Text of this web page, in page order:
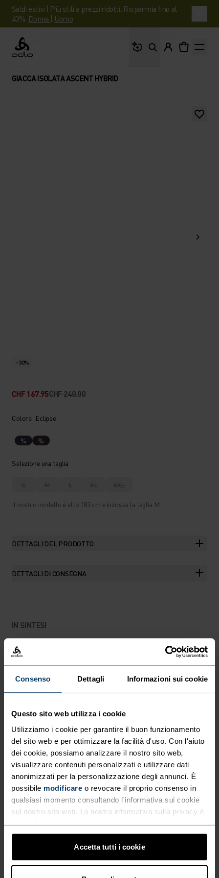
Consenso Dettagli Informazioni sui cookie
Questo sito web utilizza i cookie
Utilizziamo i cookie per garantire il buon funzionamento
del sito web e per ottimizzare la facilità d'uso. Con l'aiuto
dei cookie, possiamo analizzare il nostro sito web,
visualizzare contenuti personalizzati e utilizzare dati
anonimizzati per la personalizzazione degli annunci. È
possibile modificare o revocare il proprio consenso in
qualsiasi momento consultando l'informativa sui cookie
sul nostro sito web. La nostra informativa sulla privacy è
Accetta tutti i cookie
Saldi estivi | Più stili a prezzi ridotti. Risparmia fino al
40%. Donna | Uomo
Odlo
GIACCA ISOLATA ASCENT HYBRID
-30%
CHF 167.95CHF 240.00
Colore: Eclipse
% %
Selezione una taglia
S M L XL XXL
Il nostro modello è alto 183 cm e indossa la taglia M.
DETTAGLI DEL PRODOTTO
DETTAGLI DI CONSEGNA
IN SINTESI
LANA MERINO E TESSUTI
TRASPIRANTI: UNA GIACCA
ISOLANTE E TRASPIRANTE
La giacca impermeabile ibrida Ascent Wool è
realizzata con filati riciclati per trattenere il calore
senza rinunciare alla traspirabilità. Il misto
merino e poliestere riciclato, nell’inserto frontale,
lungo il braccio e all’interno del cappuccio facilita
l’accumulo di calore localizzato, mentre il tessuto
a reticolo che avvolge gli avambracci, i fianchi e la
schiena disperde il sudore in eccesso. Porta con te
e tutto quello che ti serve in una delle tre tasche
con zip. Per il massimo rendimento, indossala